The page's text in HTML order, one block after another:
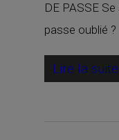
DE PASSE
passe oublié ?
Lire la suite